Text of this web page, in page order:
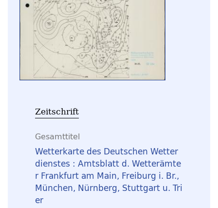
Zeitschrift
Gesamttitel
Wetterkarte des Deutschen Wetter
dienstes : Amtsblatt d. Wetterämte
r Frankfurt am Main, Freiburg i. Br.,
München, Nürnberg, Stuttgart u. Tri
er